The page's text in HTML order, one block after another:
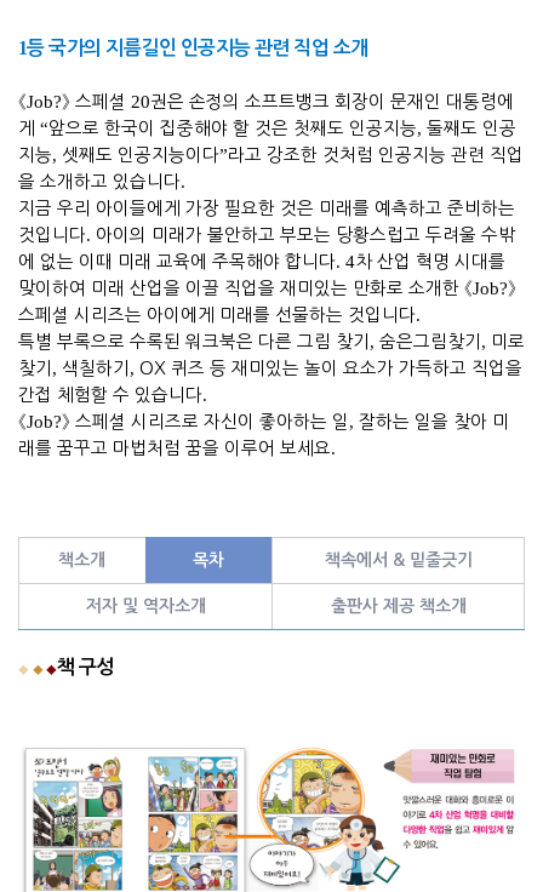
1등 국가의 지름길인 인공지능 관련 직업 소개
《Job?》 스페셜 20권은 손정의 소프트뱅크 회장이 문재인 대통령에
게 “앞으로 한국이 집중해야 할 것은 첫째도 인공지능, 둘째도 인공
지능, 셋째도 인공지능이다”라고 강조한 것처럼 인공지능 관련 직업
을 소개하고 있습니다.
지금 우리 아이들에게 가장 필요한 것은 미래를 예측하고 준비하는
것입니다. 아이의 미래가 불안하고 부모는 당황스럽고 두려울 수밖
에 없는 이때 미래 교육에 주목해야 합니다. 4차 산업 혁명 시대를
맞이하여 미래 산업을 이끌 직업을 재미있는 만화로 소개한 《Job?》
스페셜 시리즈는 아이에게 미래를 선물하는 것입니다.
특별 부록으로 수록된 워크북은 다른 그림 찾기 , 숨은그림찾기 , 미로
찾기 , 색칠하기 , OX 퀴즈 등 재미있는 놀이 요소가 가득하고 직업을
간접 체험할 수 있습니다.
《Job?》 스페셜 시리즈로 자신이 좋아하는 일 , 잘하는 일을 찾아 미
래를 꿈꾸고 마법처럼 꿈을 이루어 보세요 .
책소개 목차 책속에서 & 밑줄긋기
저자 및 역자소개 출판사 제공 책소개
◆ ◆ ◆책 구성